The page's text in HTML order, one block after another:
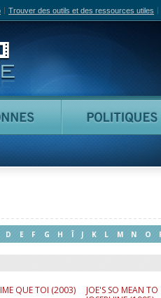
Trouver des outils et des ressources utiles
Canadian Film Online
Personnes
D E F G H Î J K L M N O
QUE TOI (2003)
JOE'S SO MEAN TO